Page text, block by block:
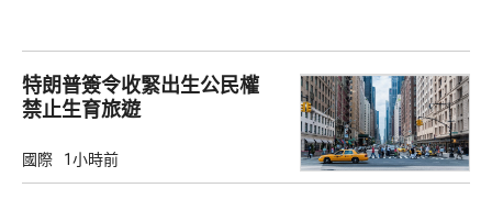
特朗普簽令收緊出生公民權
禁止生育旅遊
國際 1小時前